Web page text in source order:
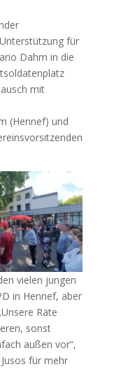
für
Dahm in die
mit
(Hennef) und
vielen jungen
in Hennef, aber
Räte
sonst
außen vor“,
für mehr